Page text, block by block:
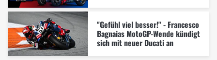
"Gefühl viel besser!" - Francesco
Bagnaias MotoGP-Wende kündigt
sich mit neuer Ducati an